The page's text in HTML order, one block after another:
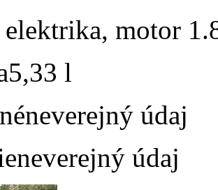
motor
5,33 l
neverejný údaj
neverejný údaj